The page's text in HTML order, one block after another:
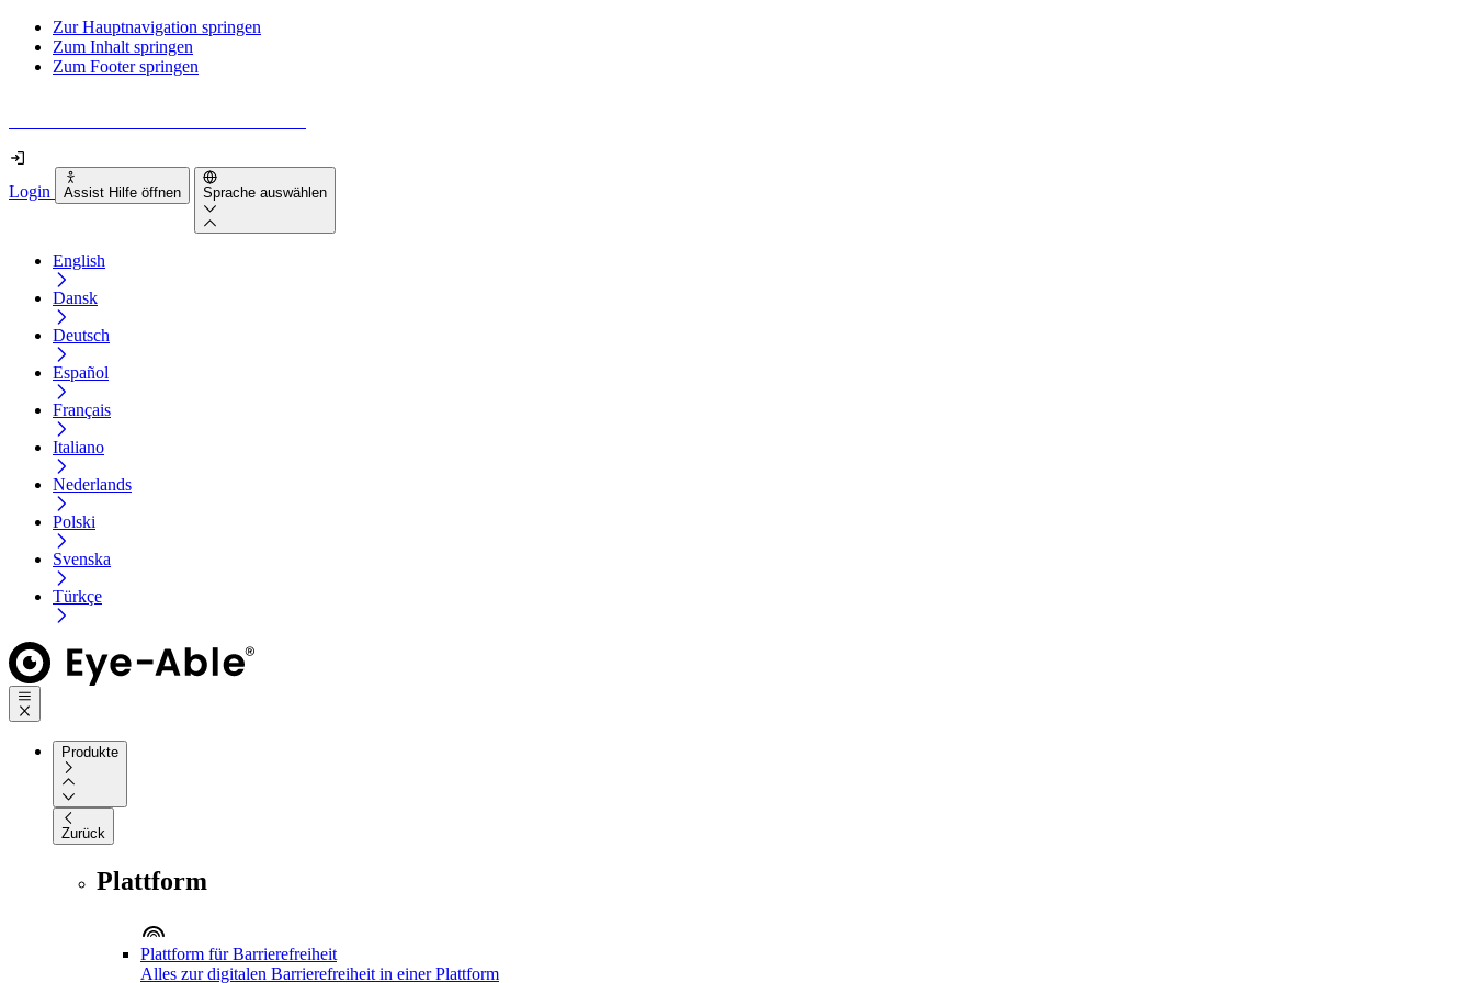
Zur Hauptnavigation springen
Zum Inhalt springen
Zum Footer springen
Login Assist Hilfe öffnen Sprache auswählen
English
Dansk
Deutsch
Español
Français
Italiano
Nederlands
Polski
Svenska
Türkçe
Produkte
Zurück
Plattform
Plattform für Barrierefreiheit
Alles zur digitalen Barrierefreiheit in einer Plattform